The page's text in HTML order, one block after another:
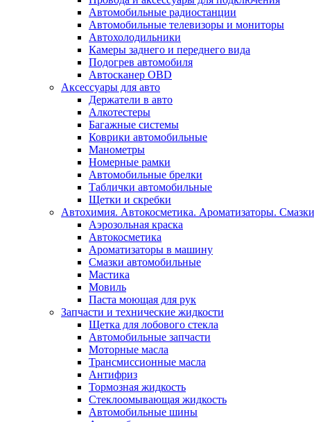
Автомобильные радиостанции
Автомобильные телевизоры и мониторы
Автохолодильники
Камеры заднего и переднего вида
Подогрев автомобиля
Автосканер OBD
Аксессуары для авто
Держатели в авто
Алкотестеры
Багажные системы
Коврики автомобильные
Манометры
Номерные рамки
Автомобильные брелки
Таблички автомобильные
Щетки и скребки
Автохимия. Автокосметика. Ароматизаторы.
Аэрозольная краска
Автокосметика
Ароматизаторы в машину
Смазки автомобильные
Мастика
Мовиль
Паста моющая для рук
Запчасти и технические жидкости
Щетка для лобового стекла
Автомобильные запчасти
Моторные масла
Трансмиссионные масла
Антифриз
Тормозная жидкость
Стеклоомывающая жидкость
Автомобильные шины